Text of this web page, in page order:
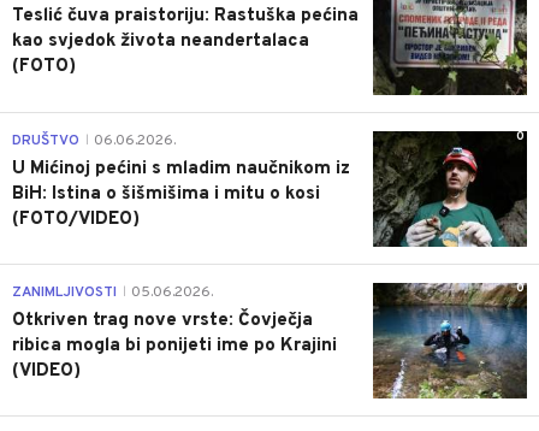
Teslić čuva praistoriju: Rastuška pećina
kao svjedok života neandertalaca
(FOTO)
0
DRUŠTVO 06.06.2026.
U Mićinoj pećini s mladim naučnikom iz
BiH: Istina o šišmišima i mitu o kosi
(FOTO/VIDEO)
0
ZANIMLJIVOSTI 05.06.2026.
Otkriven trag nove vrste: Čovječja
ribica mogla bi ponijeti ime po Krajini
(VIDEO)